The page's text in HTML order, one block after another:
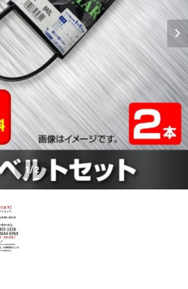
1/2